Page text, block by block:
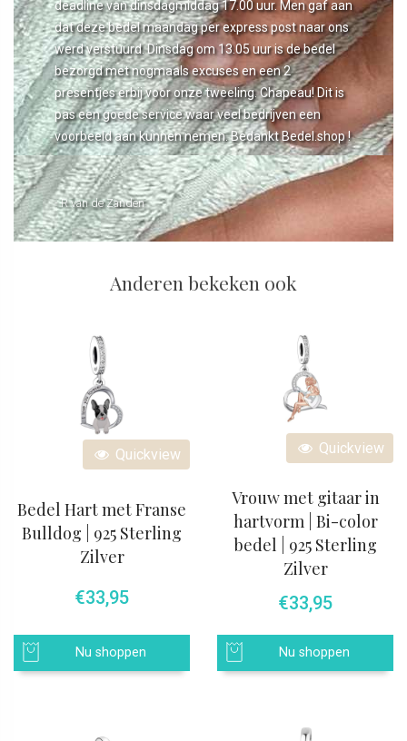
deadline van dinsdagmiddag 17.00 uur. Men gaf aan
dat deze bedel maandag per express post naar ons
werd verstuurd. Dinsdag om 13.05 uur is de bedel
bezorgd met nogmaals excuses en een 2
presentjes erbij voor onze tweeling. Chapeau! Dit is
pas een goede service waar veel bedrijven een
voorbeeld aan kunnen nemen. Bedankt Bedel.shop !
- R van de Zanden
Anderen bekeken ook
Quickview
Bedel Hart met Franse
Bulldog | 925 Sterling
Zilver
€33,95
Nu shoppen
Quickview
Vrouw met gitaar in
hartvorm | Bi-color
bedel | 925 Sterling
Zilver
€33,95
Nu shoppen